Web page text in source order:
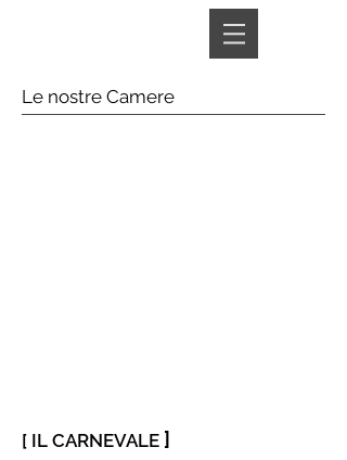
Le nostre Camere
[ IL CARNEVALE ]